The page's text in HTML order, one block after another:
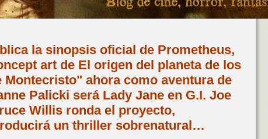
la sinopsis oficial de Prometheus,
art de El origen del planeta de los
ahora como aventura de
Palicki será Lady Jane en G.I. Joe
Willis ronda el proyecto,
un thriller sobrenatural…